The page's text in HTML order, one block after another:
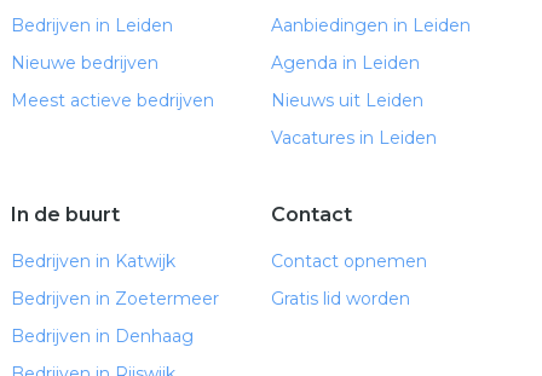
Bedrijven in Leiden
Nieuwe bedrijven
Meest actieve bedrijven
Aanbiedingen in Leiden
Agenda in Leiden
Nieuws uit Leiden
Vacatures in Leiden
In de buurt
Bedrijven in Katwijk
Bedrijven in Zoetermeer
Bedrijven in Denhaag
Contact
Contact opnemen
Gratis lid worden